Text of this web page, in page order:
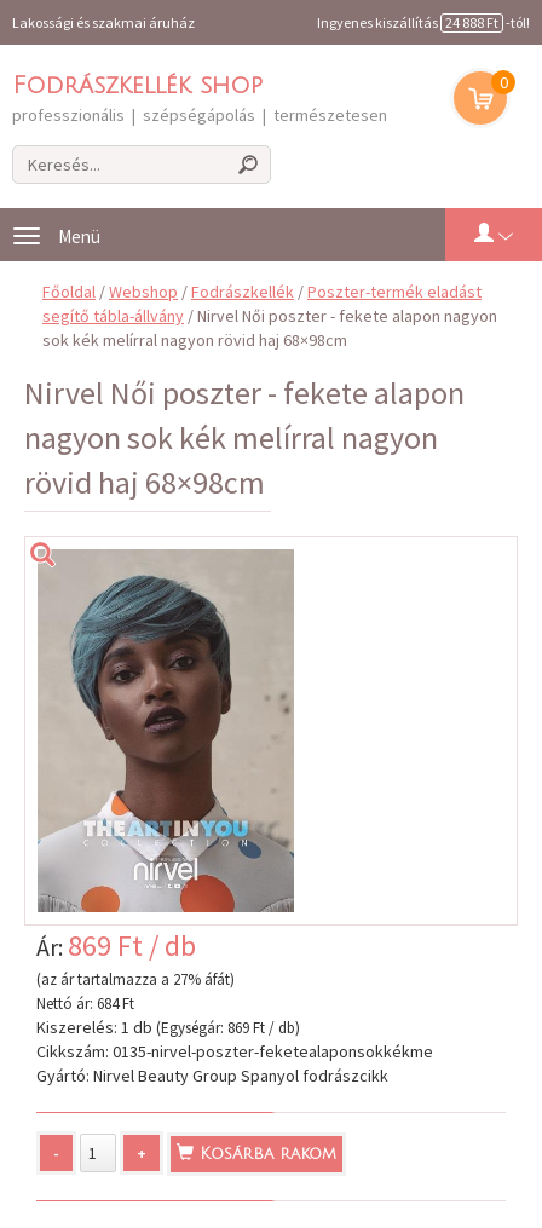
Lakossági és szakmai áruház Ingyenes kiszállítás 24 888 Ft -tól!
Fodrászkellék shop
professzionális | szépségápolás | természetesen
0
Toggle
navigation
Főoldal /Webshop /Fodrászkellék /Poszter-termék eladást
segítő tábla-állvány / Nirvel Női poszter - fekete alapon nagyon
sok kék melírral nagyon rövid haj 68×98cm
Nirvel Női poszter - fekete alapon
nagyon sok kék melírral nagyon
rövid haj 68×98cm
Ár: 869 Ft / db
(az ár tartalmazza a 27% áfát)
Nettó ár: 684 Ft
Kiszerelés: 1 db (Egységár: 869 Ft / db)
Cikkszám: 0135-nirvel-poszter-feketealaponsokkékme
Gyártó: Nirvel Beauty Group Spanyol fodrászcikk
- + Kosárba rakom